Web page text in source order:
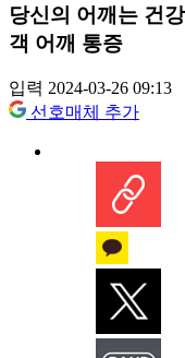
당신의 어깨는 건
객 어깨 통증
입력 2024-03-26 09:13
선호매체 추가